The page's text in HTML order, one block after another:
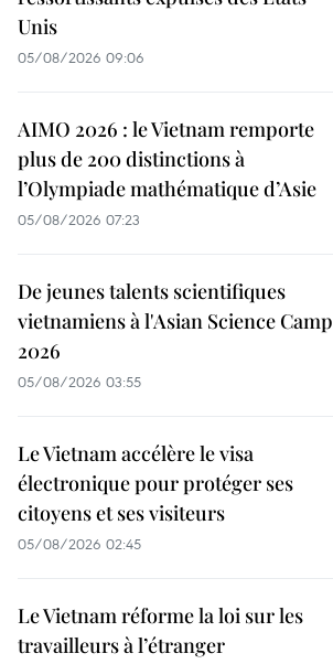
Unis
05/08/2026 09:06
AIMO 2026 : le Vietnam remporte
plus de 200 distinctions à
l’Olympiade mathématique d’Asie
05/08/2026 07:23
De jeunes talents scientifiques
vietnamiens à l'Asian Science Camp
2026
05/08/2026 03:55
Le Vietnam accélère le visa
électronique pour protéger ses
citoyens et ses visiteurs
05/08/2026 02:45
Le Vietnam réforme la loi sur les
travailleurs à l’étranger